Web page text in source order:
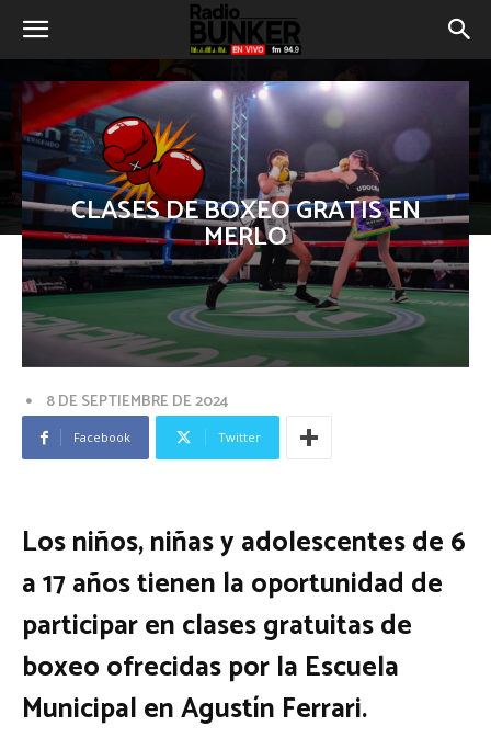
CLASES DE BOXEO GRATIS EN
MERLO
8 DE SEPTIEMBRE DE 2024
Facebook Twitter
Los niños, niñas y adolescentes de 6
a 17 años tienen la oportunidad de
participar en clases gratuitas de
boxeo ofrecidas por la Escuela
Municipal en Agustín Ferrari.